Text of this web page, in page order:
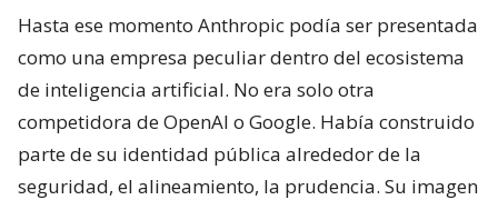
Hasta ese momento Anthropic podía ser presentada
como una empresa peculiar dentro del ecosistema
de inteligencia artificial. No era solo otra
competidora de OpenAI o Google. Había construido
parte de su identidad pública alrededor de la
seguridad, el alineamiento, la prudencia. Su imagen